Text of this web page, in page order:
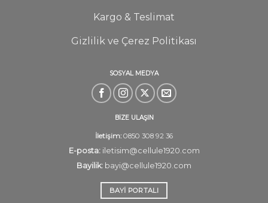
Kargo & Teslimat
Gizlilik ve Çerez Politikası
SOSYAL MEDYA
BİZE ULAŞIN
İletişim: 0850 308 92 36
E-posta: iletisim@cellule1920.com
Bayilik: bayi@cellule1920.com
BAYI PORTALI